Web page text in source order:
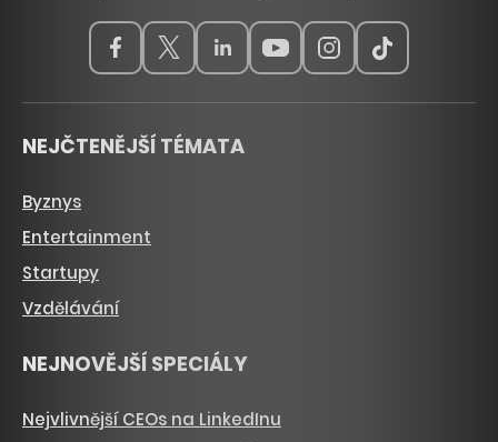
NEJČTENĚJŠÍ TÉMATA
Byznys
Entertainment
Startupy
Vzdělávání
NEJNOVĚJŠÍ SPECIÁLY
Nejvlivnější CEOs na LinkedInu